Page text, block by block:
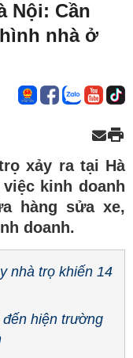
Nội: Cần
nhà ở
xảy ra tại Hà
kinh doanh
hàng sửa xe,
doanh.
nhà trọ khiến 14
hiện trường